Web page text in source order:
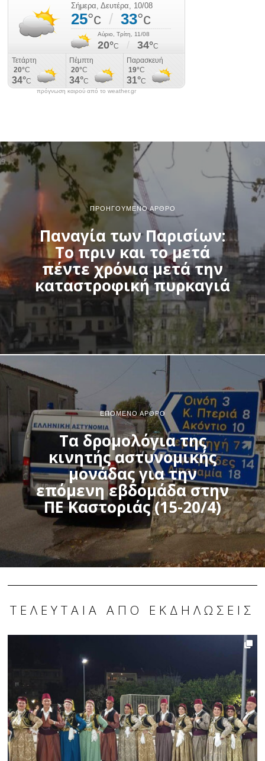
πρόγνωση καιρού από το weather.gr
ΠΡΟΗΓΟΎΜΕΝΟ ΆΡΘΡΟ
Παναγία των Παρισίων:
Το πριν και το μετά
πέντε χρόνια μετά την
καταστροφική πυρκαγιά
ΕΠΌΜΕΝΟ ΆΡΘΡΟ
Τα δρομολόγια της
κινητής αστυνομικής
μονάδας για την
επόμενη εβδομάδα στην
ΠΕ Καστοριάς (15-20/4)
ΤΕΛΕΥΤΑΊΑ ΑΠΌ ΕΚΔΗΛΏΣΕΙΣ